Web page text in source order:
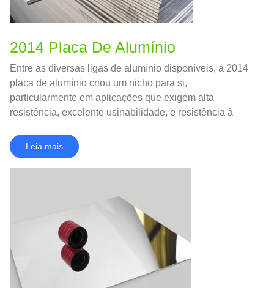
2014 Placa De Alumínio
Entre as diversas ligas de alumínio disponíveis, a 2014
placa de alumínio criou um nicho para si,
particularmente em aplicações que exigem alta
resistência, excelente usinabilidade, e resistência à
Leia mais